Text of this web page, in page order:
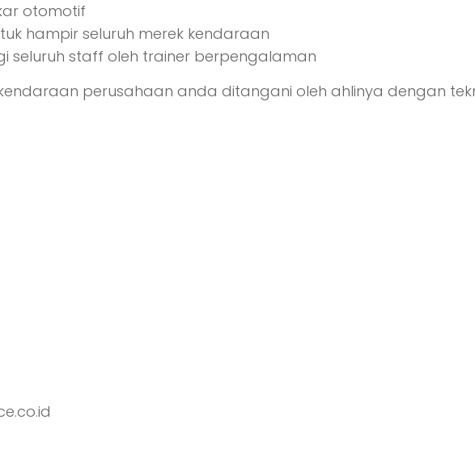
otomotif
hampir seluruh merek kendaraan
seluruh staff oleh trainer berpengalaman
perusahaan anda ditangani oleh ahlinya dengan